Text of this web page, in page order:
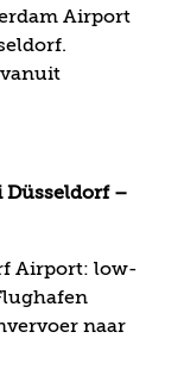
Airport
Düsseldorf –
Airport: low-
naar